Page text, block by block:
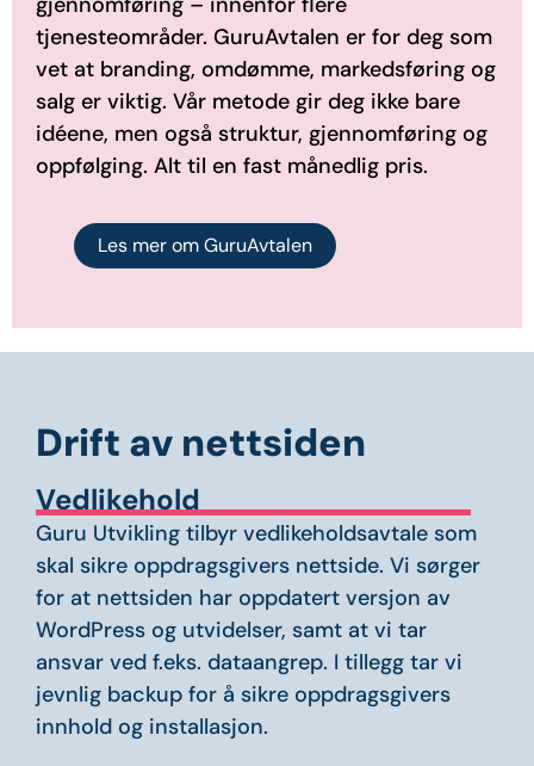
tjenesteområder. GuruAvtalen er for deg som
vet at branding, omdømme, markedsføring og
salg er viktig. Vår metode gir deg ikke bare
idéene, men også struktur, gjennomføring og
oppfølging. Alt til en fast månedlig pris.
Les mer om GuruAvtalen
Drift av nettsiden​
Vedlikehold
Guru Utvikling tilbyr vedlikeholdsavtale som
skal sikre oppdragsgivers nettside. Vi sørger
for at nettsiden har oppdatert versjon av
WordPress og utvidelser, samt at vi tar
ansvar ved f.eks. dataangrep. I tillegg tar vi
jevnlig backup for å sikre oppdragsgivers
innhold og installasjon.